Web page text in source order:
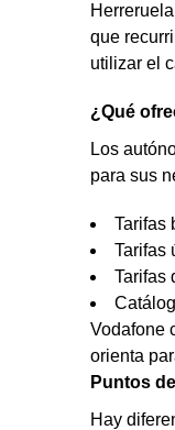
que
utilizar el
¿Qué
Los
para sus
Tarifas
Tarifas
Tarifas
Vodafone
orienta
Puntos
Hay